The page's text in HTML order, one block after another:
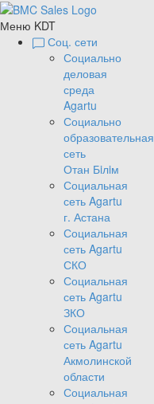
Меню KDT
Соц. сети
Социально
деловая
среда
Agartu
Социально
образовательная
сеть
Отан Бiлiм
Социальная
сеть Agartu
г. Астана
Социальная
сеть Agartu
СКО
Социальная
сеть Agartu
ЗКО
Социальная
сеть Agartu
Акмолинской
области
Социальная